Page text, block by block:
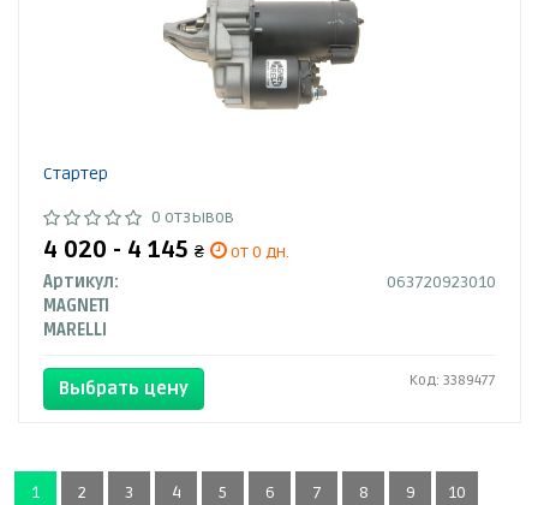
Стартер
0 отзывов
4 020 - 4 145 ₴
от 0 дн.
Артикул:
063720923010
MAGNETI
MARELLI
Выбрать цену Код: 3389477
1 2 3 4 5 6 7 8 9 10